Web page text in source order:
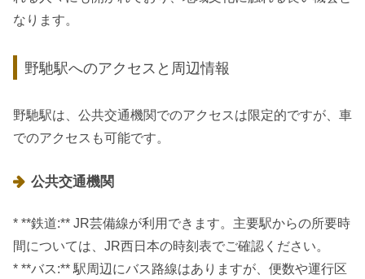
なります。
野馳駅へのアクセスと周辺情報
野馳駅は、公共交通機関でのアクセスは限定的ですが、車
でのアクセスも可能です。
公共交通機関
* **鉄道:** JR芸備線が利用できます。主要駅からの所要時
間については、JR西日本の時刻表でご確認ください。
* **バス:** 駅周辺にバス路線はありますが、便数や運行区